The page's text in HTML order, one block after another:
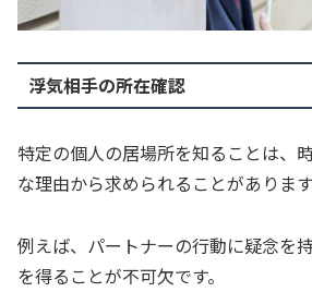
浮気相手の所在確認
特定の個人の居場所を知ることは、
な理由から求められることがあります
例えば、パートナーの行動に疑念を
を得ることが不可欠です。